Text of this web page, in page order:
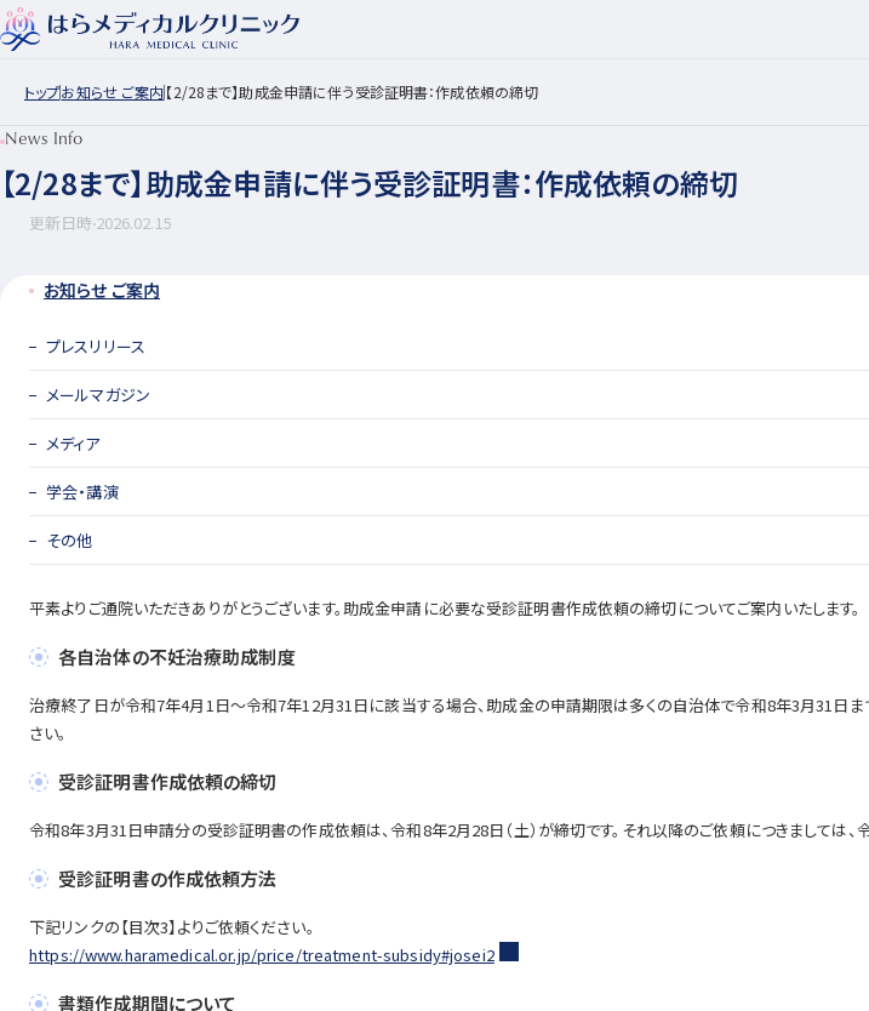
トップお知らせ ご案内【2/28まで】助成金申請に伴う受診証明書：作成依頼の締切
News Info
【2/28まで】助成金申請に伴う受診証明書：作成依頼の締切
更新日時2026.02.15
お知らせ ご案内
プレスリリース
メールマガジン
メディア
学会・講演
その他
平素よりご通院いただきありがとうございます。助成金申請に必要な受診証明書作成依頼の締切についてご案内いたします。
各自治体の不妊治療助成制度
治療終了日が令和7年4月1日～令和7年12月31日に該当する場合、助成金の申請期限は多くの自治体で令和8年3月31日ま
さい。
受診証明書作成依頼の締切
令和8年3月31日申請分の受診証明書の作成依頼は、令和8年2月28日（土）が締切です。それ以降のご依頼につきましては
受診証明書の作成依頼方法
下記リンクの【目次3】よりご依頼ください。
https://www.haramedical.or.jp/price/treatment-subsidy#josei2
書類作成期間について